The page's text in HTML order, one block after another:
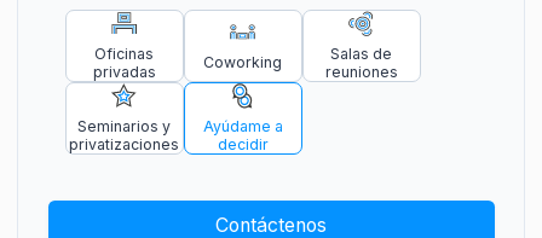
Oficinas
privadas
Coworking
Salas de
reuniones
Seminarios y
privatizaciones
Ayúdame a
decidir
Contáctenos